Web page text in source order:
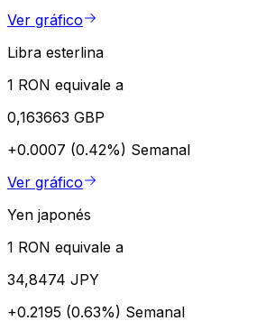
Ver gráfico
Libra esterlina
1 RON equivale a
0,163663 GBP
+0.0007 (0.42%) Semanal
Ver gráfico
Yen japonés
1 RON equivale a
34,8474 JPY
+0.2195 (0.63%) Semanal